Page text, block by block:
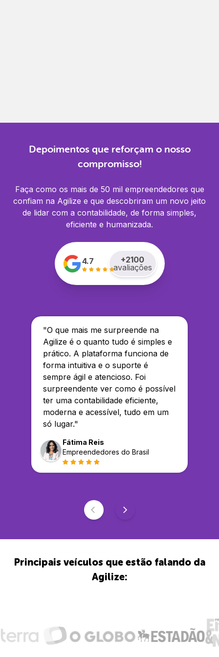
Depoimentos que reforçam o nosso
compromisso!
Faça como os mais de 50 mil empreendedores que
confiam na Agilize e que descobriram um novo jeito
de lidar com a contabilidade, de forma simples,
eficiente e humanizada.
4.7 +2100
avaliações
"O que mais me surpreende na
Agilize é o quanto tudo é simples e
prático. A plataforma funciona de
forma intuitiva e o suporte é
sempre ágil e atencioso. Foi
surpreendente ver como é possível
ter uma contabilidade eficiente,
moderna e acessível, tudo em um
só lugar."
Fátima Reis
Empreendedores do Brasil
Principais veículos que estão falando da
Agilize: